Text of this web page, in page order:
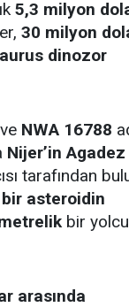
5,3 milyon
30 milyon
dinozor
NWA 16788
Nijer’in Agadez
tarafından
asteroidin
bir
arasında